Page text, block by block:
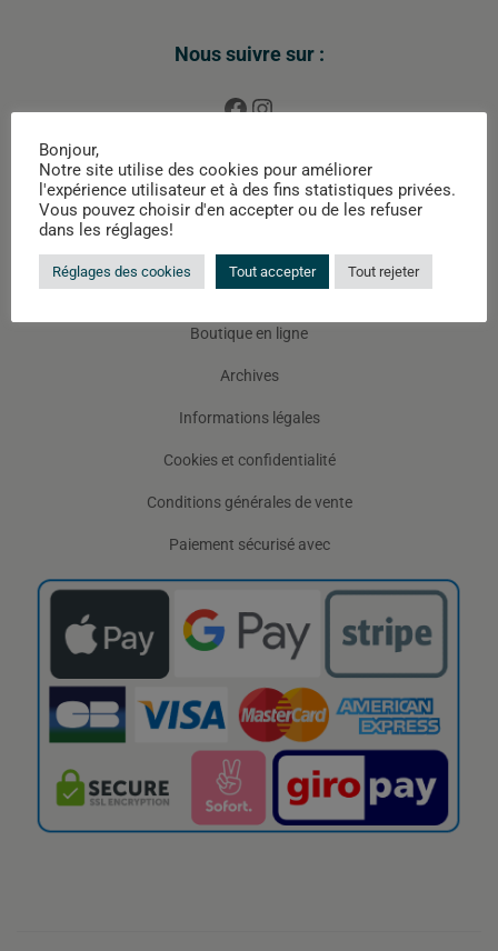
Nous suivre sur :
Accueil
Le Magasin
Nous contacter
Boutique en ligne
Archives
Informations légales
Cookies et confidentialité
Conditions générales de vente
Paiement sécurisé avec
Bonjour,
Notre site utilise des cookies pour améliorer
l'expérience utilisateur et à des fins statistiques privées.
Vous pouvez choisir d'en accepter ou de les refuser
dans les réglages!
Réglages des cookies Tout accepter Tout rejeter